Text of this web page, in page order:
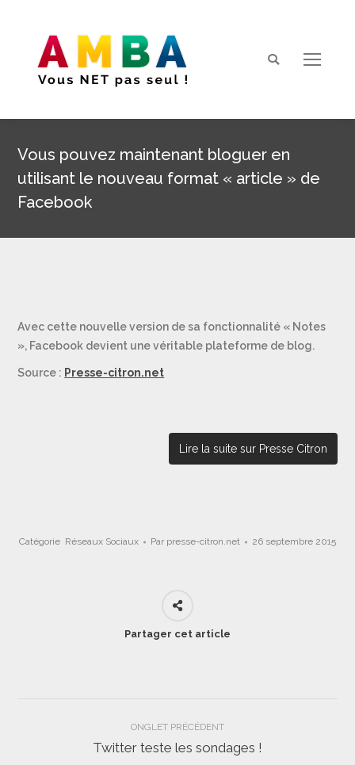
Search:
Vous pouvez maintenant bloguer en
utilisant le nouveau format « article » de
Facebook
Avec cette nouvelle version de sa fonctionnalité « Notes
», Facebook devient une véritable plateforme de blog.
Source : Presse-citron.net
Lire la suite sur Presse Citron
Catégorie Réseaux Sociaux Par presse-citron.net 26 septembre 2015
Partager cet article
NavigationONGLET PRÉCÉDENT
Onglet
Twitter teste les sondages !